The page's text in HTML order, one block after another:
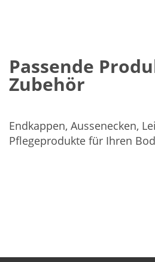
Passende
Zubehör
Endkappen, Aussenecken,
Pflegeprodukte für Ihren